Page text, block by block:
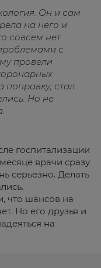
Он и сам
на него и
совсем нет
с
провели
стал
Но не
госпитализации
врачи сразу
серьезно. Делать
что шансов на
Но его друзья и
на